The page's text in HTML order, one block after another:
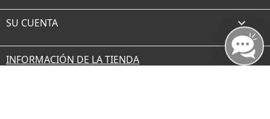
SU CUENTA 
INFORMACIÓN DE LA TIENDA